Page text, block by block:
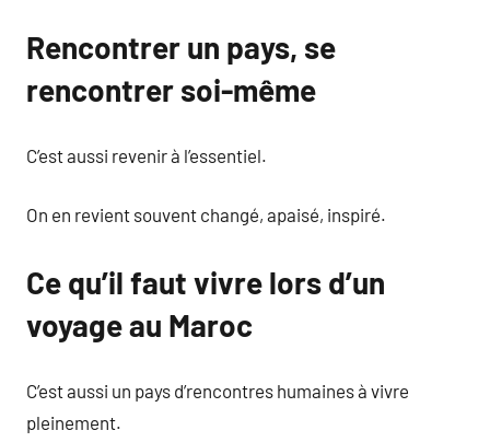
Rencontrer un pays, se
rencontrer soi-même
C’est aussi revenir à l’essentiel.
On en revient souvent changé, apaisé, inspiré.
Ce qu’il faut vivre lors d’un
voyage au Maroc
C’est aussi un pays d’rencontres humaines à vivre
pleinement.